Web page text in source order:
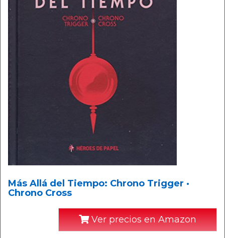
Más Allá del Tiempo: Chrono Trigger ·
Chrono Cross
Ver precios en Amazon